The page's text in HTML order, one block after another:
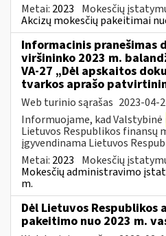
Metai: 2023 Mokesčių
Akcizų mokesčių pakeitimai
Informacinis pranešimas
viršininko 2023 m.
VA-27 „Dėl apskaitos
tvarkos aprašo
Web turinio sąrašas 2023-04-
Informuojame, kad Valstybinė
Lietuvos Respublikos finansų
įgyvendinama Lietuvos
Metai: 2023 Mokesčių
Mokesčių administravimo
m.
Dėl Lietuvos
pakeitimo nuo 2023 m.